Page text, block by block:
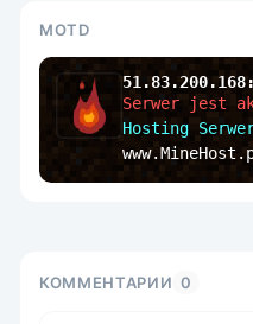
MOTD
КОММЕНТАРИИ 0